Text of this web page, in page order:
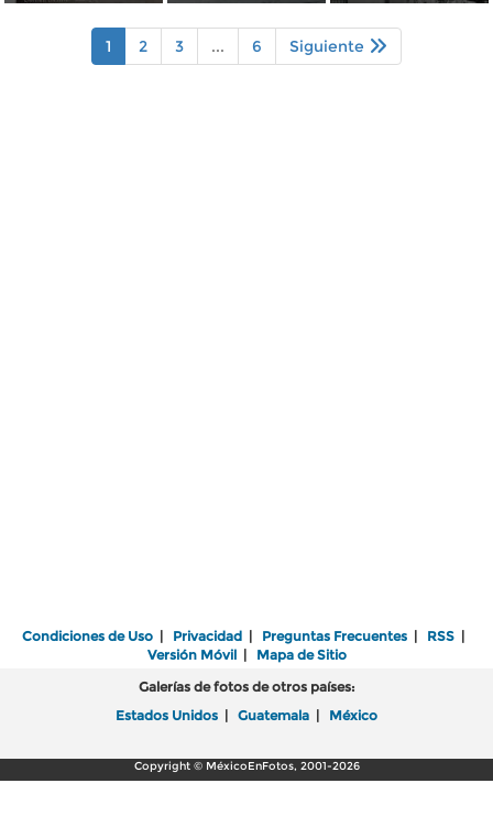
1 2 3 ... 6 Siguiente
Condiciones de Uso | Privacidad | Preguntas Frecuentes | RSS |
Versión Móvil| Mapa de Sitio
Galerías de fotos de otros países:
Estados Unidos | Guatemala | México
Copyright © MéxicoEnFotos, 2001-2026